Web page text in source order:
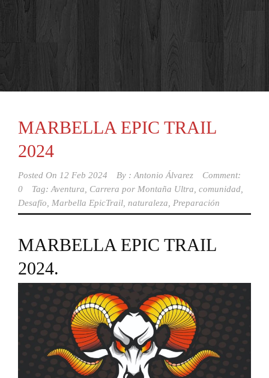
MARBELLA EPIC TRAIL
2024
Posted On 12 Feb 2024 By : Antonio Álvarez
Comment:
0
Tag: Aventura Carrera por Montaña Ultra comunidad
Desafío
Marbella EpicTrail naturaleza Preparación
MARBELLA EPIC TRAIL
2024.